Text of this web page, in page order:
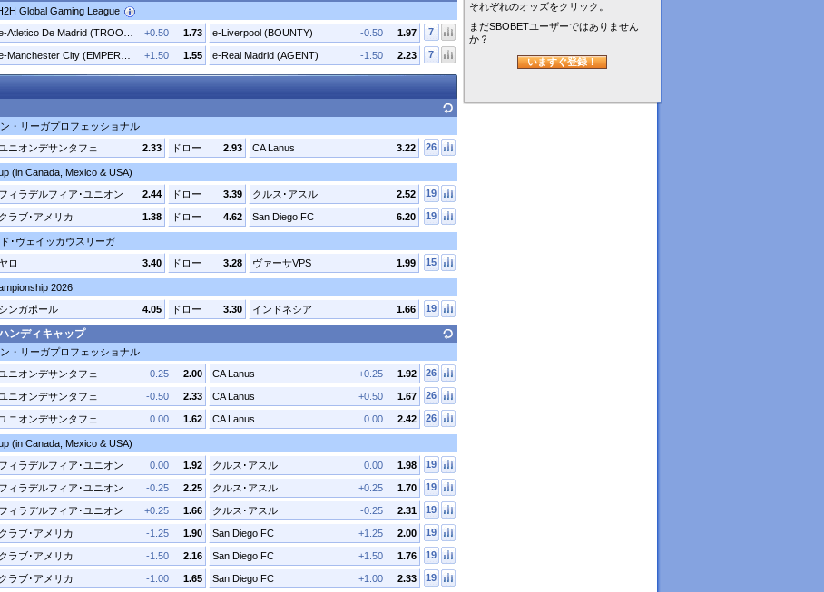
Global Gaming League
1.73
+0.50 1.97
-0.50
e-Liverpool (BOUNTY) 7
1.55
+1.50
e-Manchester City (EMPEROR) 2.23
-1.50
e-Real Madrid (AGENT) 7
・リーガプロフェッショナル
2.33
ユニオンデサンタフェ 2.93
ドロー 3.22
CA Lanus 26
(in Canada, Mexico & USA)
2.44
フィラデルフィア･ユニオン 3.39
ドロー 2.52
クルス･アスル 19
1.38
クラブ･アメリカ 4.62
ドロー 6.20
San Diego FC 19
･ヴェイッカウスリーガ
3.40
ロ 3.28
ドロー 1.99
ヴァーサVPS 15
2026
4.05
シンガポール 3.30
ドロー 1.66
インドネシア 19
ンディキャップ
・リーガプロフェッショナル
2.00
-0.25
ユニオンデサンタフェ 1.92
+0.25
CA Lanus 26
2.33
-0.50
ユニオンデサンタフェ 1.67
+0.50
CA Lanus 26
1.62
0.00
ユニオンデサンタフェ 2.42
0.00
CA Lanus 26
(in Canada, Mexico & USA)
1.92
0.00
フィラデルフィア･ユニオン 1.98
0.00
クルス･アスル 19
2.25
-0.25
フィラデルフィア･ユニオン 1.70
+0.25
クルス･アスル 19
1.66
+0.25
フィラデルフィア･ユニオン 2.31
-0.25
クルス･アスル 19
1.90
-1.25
クラブ･アメリカ 2.00
+1.25
San Diego FC 19
2.16
-1.50
クラブ･アメリカ 1.76
+1.50
San Diego FC 19
1.65
-1.00
クラブ･アメリカ 2.33
+1.00
San Diego FC 19
それぞれのオッズをクリック。
まだSBOBETユーザーではありません
か？
いますぐ登録！